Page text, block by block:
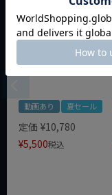
ビーソケット&ビッ
トセット WIT-10002
動画あり 夏セール
定価 ¥10,780
¥5,500税込